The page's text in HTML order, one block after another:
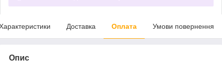
Доставка Оплата Умови повернення
Опис